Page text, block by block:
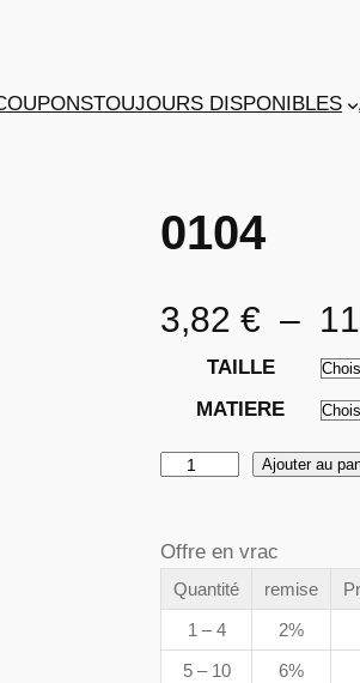
TOUJOURS DISPONIBLES
0104
3,82 € –
TAILLE
MATIERE
n
t
Ajouter au
Offre en vrac
Quantité remise
1 – 4
2%
5 – 10
6%